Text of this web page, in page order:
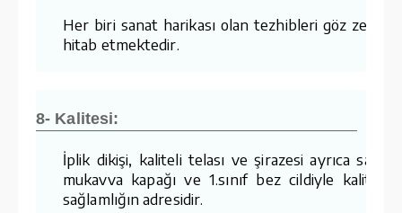
Her biri sanat harikası olan tezhibleri göz
hitab etmektedir.
8- Kalitesi:
İplik dikişi, kaliteli telası ve şirazesi ayrıca
mukavva kapağı ve 1.sınıf bez cildiyle kalite
sağlamlığın adresidir.